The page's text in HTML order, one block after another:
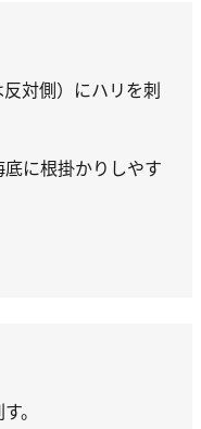
対側）にハリを刺
に根掛かりしやす
。